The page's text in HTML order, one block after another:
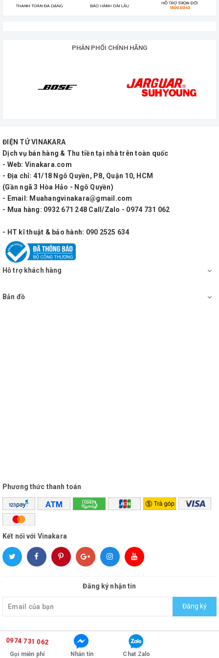
nối và lỗ gắn phù hợp với hệ thống loa hoặc loa kéo
Việc lựa chọn vỏ thùng loa phụ thuộc vào nhu cầu
nhất.
Vỏ thùng full 40 cao cấp HKSOUND
PHÂN PHỐI CHÍNH HÃNG
ĐIỆN TỬ VINAKARA
Dịch vụ bán hàng & Thu tiền tại nhà trên toàn quốc
- Web: Vinakara.com
- Địa chỉ: 41/18 Ngô Quyền, P8, Quận 10, HCM
(Gần ngã 3 Hòa Hảo - Ngô Quyền)
- Email: Muahangvinakara@gmail.com
- Mua hàng: 0932 671 248 Call/Zalo - 0974 731 062
- HT kĩ thuật & bảo hành: 090 2525 634
Hỗ trợ khách hàng
Bản đồ
Phương thức thanh toán
Kết nối với Vinakara
Đăng ký nhận tin
Đăng ký
© Bản quyền thuộc vềvinakara
Cung cấp bởi
Sapo
0974 731 062
Gọi miễn phí Nhắn tin Chat Zalo